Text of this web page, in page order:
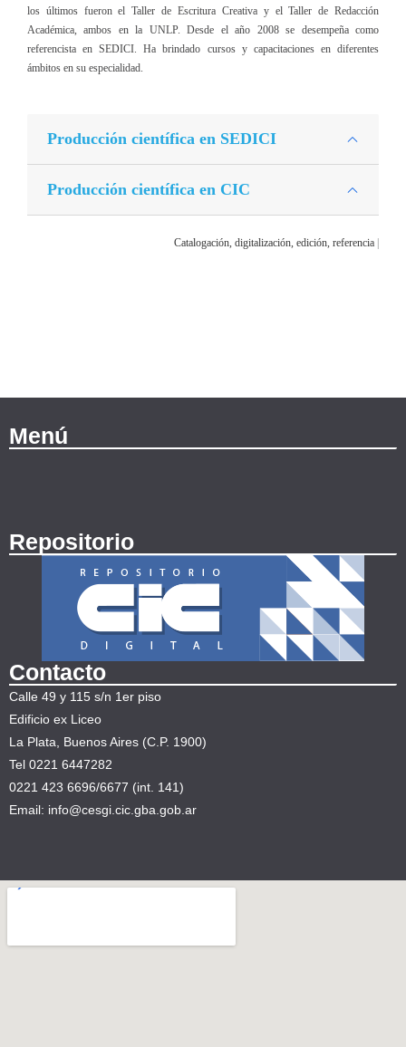
los últimos fueron el Taller de Escritura Creativa y el Taller de Redacción
Académica, ambos en la UNLP. Desde el año 2008 se desempeña como
referencista en SEDICI. Ha brindado cursos y capacitaciones en diferentes
ámbitos en su especialidad.
Producción científica en SEDICI
Producción científica en CIC
Catalogación, digitalización, edición, referencia
Menú
Repositorio
Contacto
Calle 49 y 115 s/n 1er piso
Edificio ex Liceo
La Plata, Buenos Aires (C.P. 1900)
Tel 0221 6447282
0221 423 6696/6677 (int. 141)
Email: info@cesgi.cic.gba.gob.ar